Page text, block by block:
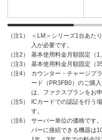
（注1）
＜LM＞シリーズ1台あた
入が必要です。
（注2）
基本使用料金月額固定（
（注3）
基本使用料金月額固定（
（注4）
カウンター・チャージプ
ード（PR3FB0）のご購
は、ファクスプランをお
（注5）
ICカードでの認証を行う
す。
（注6）
サーバー単位の価格です
バーに接続できる機器は